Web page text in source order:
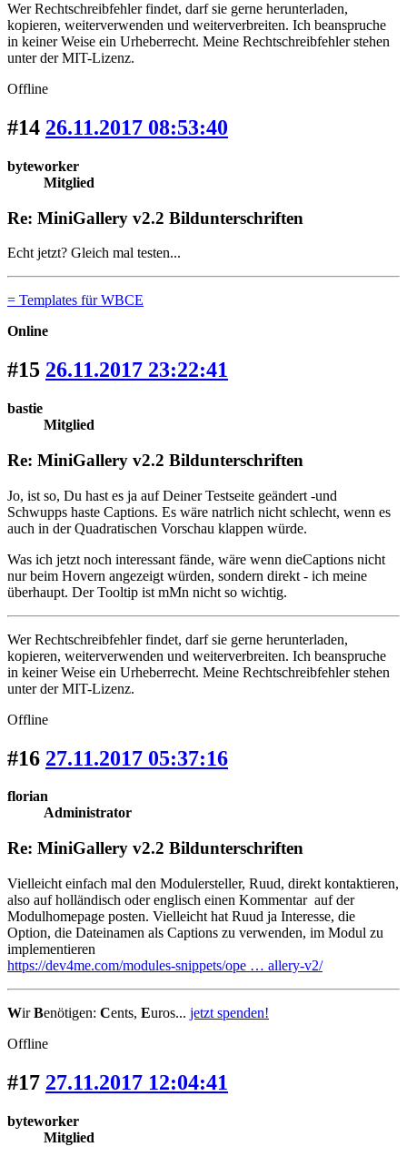
Wer Rechtschreibfehler findet, darf sie gerne herunterladen,
kopieren, weiterverwenden und weiterverbreiten. Ich beanspruche
in keiner Weise ein Urheberrecht. Meine Rechtschreibfehler stehen
unter der MIT-Lizenz.
Offline
#14 26.11.2017 08:53:40
byteworker
Mitglied
Re: MiniGallery v2.2 Bildunterschriften
Echt jetzt? Gleich mal testen...
= Templates für WBCE
Online
#15 26.11.2017 23:22:41
bastie
Mitglied
Re: MiniGallery v2.2 Bildunterschriften
Jo, ist so, Du hast es ja auf Deiner Testseite geändert -und
Schwupps haste Captions. Es wäre natrlich nicht schlecht, wenn es
auch in der Quadratischen Vorschau klappen würde.
Was ich jetzt noch interessant fände, wäre wenn dieCaptions nicht
nur beim Hovern angezeigt würden, sondern direkt - ich meine
überhaupt. Der Tooltip ist mMn nicht so wichtig.
Wer Rechtschreibfehler findet, darf sie gerne herunterladen,
kopieren, weiterverwenden und weiterverbreiten. Ich beanspruche
in keiner Weise ein Urheberrecht. Meine Rechtschreibfehler stehen
unter der MIT-Lizenz.
Offline
#16 27.11.2017 05:37:16
florian
Administrator
Re: MiniGallery v2.2 Bildunterschriften
Vielleicht einfach mal den Modulersteller, Ruud, direkt kontaktieren,
also auf holländisch oder englisch einen Kommentar auf der
Modulhomepage posten. Vielleicht hat Ruud ja Interesse, die
Option, die Dateinamen als Captions zu verwenden, im Modul zu
implementieren
https://dev4me.com/modules-snippets/ope … allery-v2/
WirBenötigen: Cents, Euros... jetzt spenden!
Offline
#17 27.11.2017 12:04:41
byteworker
Mitglied